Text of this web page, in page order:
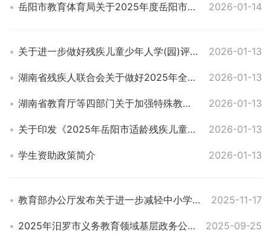
岳阳市教育体育局关于2025年度岳阳市示范性幼儿园督导评估情况的通报 2026-01-14
关于进一步做好残疾儿童少年人学(园)评估与安置工作的通知 2026-01-13
湖南省残疾人联合会关于做好2025年全省适龄残疾儿童少年义务教育人学及送教上门情况核查的通知 2026-01-13
湖南省教育厅等四部门关于加强特殊教育教医康协同工作的指导意见 2026-01-13
关于印发《2025年岳阳市适龄残疾儿童少年送教上门“降比提质”专项行动实施方案》的通知 2026-01-13
学生资助政策简介 2026-01-13
教育部办公厅发布关于进一步减轻中小学教师非教育教学负担若干措施的通知 2025-11-17
2025年汨罗市义务教育领域基层政务公开标准目录 2025-09-25